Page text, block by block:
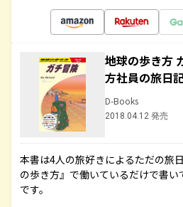
地球の歩き方
方社員の旅日
D-Books
2018.04.12 発売
本書は4人の旅好きによるただの旅
の歩き方』で働いているだけで書
です。